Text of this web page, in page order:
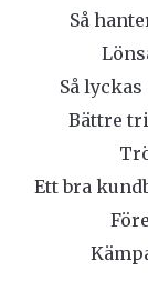
Så
Så
Bättre
Ett bra